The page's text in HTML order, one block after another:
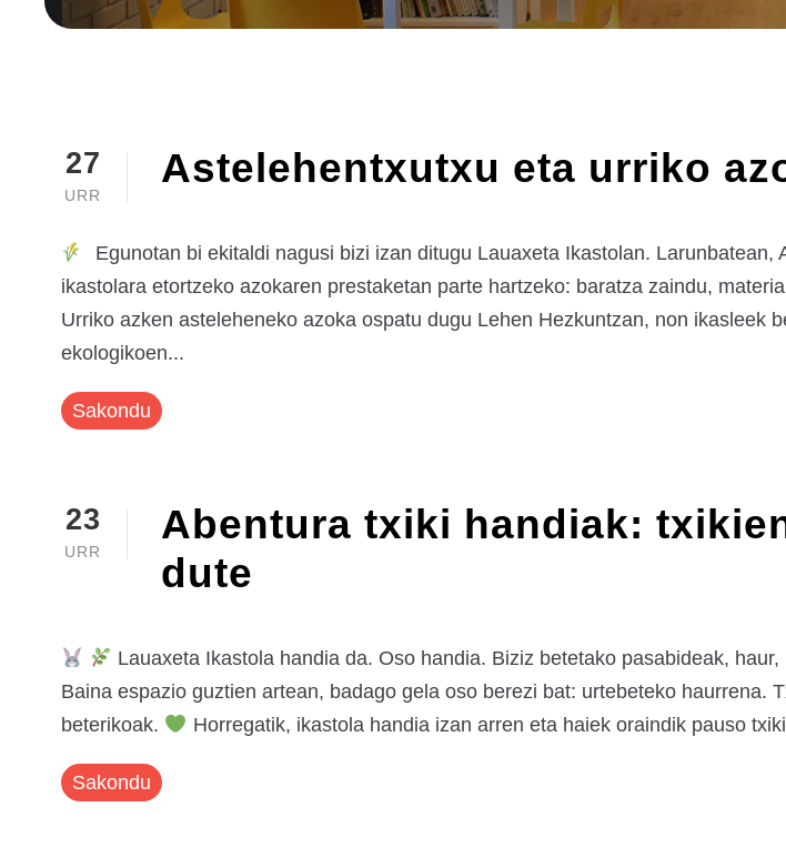
27
URR
Astelehentxutxu eta urriko
Egunotan bi ekitaldi nagusi bizi izan ditugu Lauaxeta Ikastolan.
ikastolara etortzeko azokaren prestaketan parte hartzeko: baratza zaindu,
Urriko azken asteleheneko azoka ospatu dugu Lehen Hezkuntzan, non ikasleek
ekologikoen...
Sakondu
23
URR
Abentura txiki handiak:
dute
Lauaxeta Ikastola handia da. Oso handia. Biziz betetako pasabideak,
Baina espazio guztien artean, badago gela oso berezi bat: urtebeteko
beterikoak.
Horregatik, ikastola handia izan arren eta haiek oraindik pauso
Sakondu